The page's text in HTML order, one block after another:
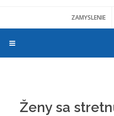
ZAMYSLENIE
Ženy sa